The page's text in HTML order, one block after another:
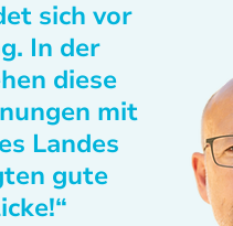
sich vor
In der
diese
mit
Landes
gute